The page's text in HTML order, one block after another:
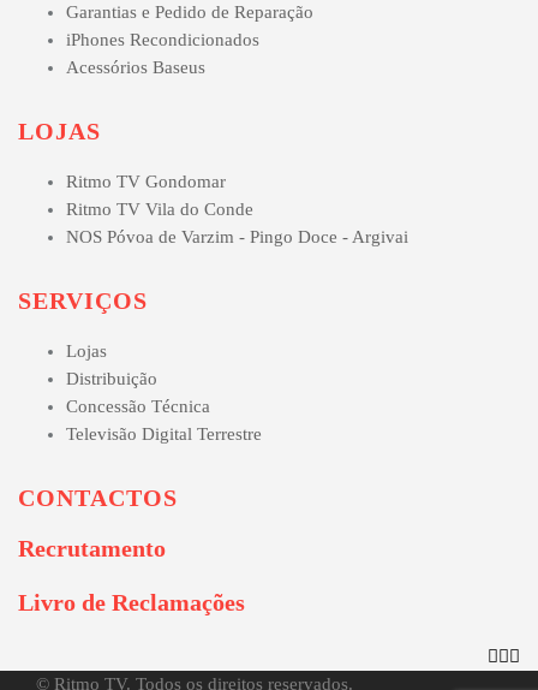
Garantias e Pedido de Reparação
iPhones Recondicionados
Acessórios Baseus
LOJAS
Ritmo TV Gondomar
Ritmo TV Vila do Conde
NOS Póvoa de Varzim - Pingo Doce - Argivai
SERVIÇOS
Lojas
Distribuição
Concessão Técnica
Televisão Digital Terrestre
CONTACTOS
Recrutamento
Livro de Reclamações
© Ritmo TV. Todos os direitos reservados.